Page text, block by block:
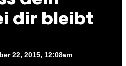
dir bleibt
22, 2015, 12:08am